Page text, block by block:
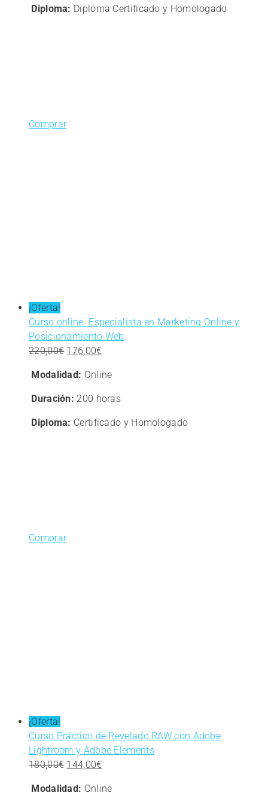
Diploma: Diploma Certificado y Homologado
Comprar
¡Oferta!
Curso online. Especialista en Marketing Online y
Posicionamiento Web
220,00€ El
original
era:
176,00€
actual
Modalidad: Online
Duración: 200 horas
Diploma: Certificado y Homologado
Comprar
¡Oferta!
Curso Práctico de Revelado RAW con Adobe
Lightroom y Adobe Elements
180,00€ El
original
144,00€
actual
Modalidad: Online